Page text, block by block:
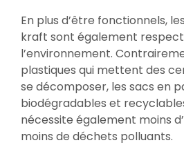
En plus d’être fonctionnels,
kraft sont également
l’environnement.
plastiques qui mettent des
se décomposer, les sacs en
biodégradables et
nécessite également moins
moins de déchets polluants.